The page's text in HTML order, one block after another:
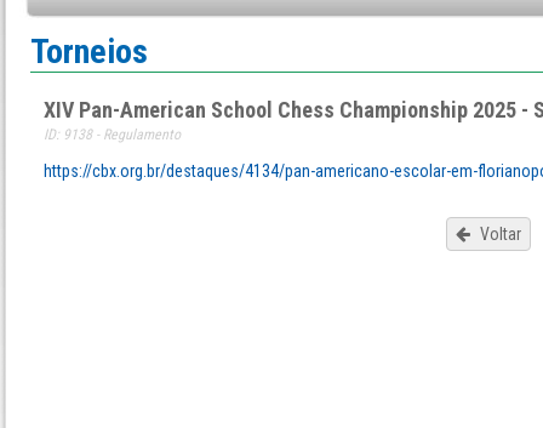
Fale Conosco
Torneios
XIV Pan-American School Chess Championship 2025 -
ID: 9138 - Regulamento
https://cbx.org.br/destaques/4134/pan-americano-escolar-em-
Voltar